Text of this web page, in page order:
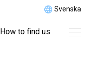
Svenska
How to find us